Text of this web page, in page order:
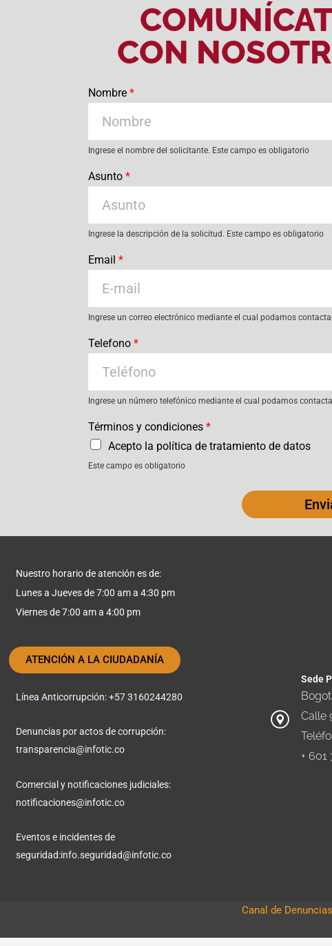
CON
Nombre *
Ingrese el nombre del solicitante. Este campo es obligatorio
Asunto *
Ingrese la descripción de la solicitud. Este campo es obligatorio
Email *
Ingrese un correo electrónico mediante el cual podamos
Telefono *
Ingrese un número telefónico mediante el cual podamos
Términos y condiciones *
Acepto la política de tratamiento de datos
Este campo es obligatorio
Nuestro horario de atención es de:
Lunes a Jueves de 7:00 am a 4:30 pm
Viernes de 7:00 am a 4:00 pm
ATENCIÓN A LA CIUDADANÍA
Línea Anticorrupción: +57 3160244280
Denuncias por actos de corrupción:
transparencia@infotic.co
Comercial y notificaciones judiciales:
notificaciones@infotic.co
Eventos e incidentes de
seguridad:info.seguridad@infotic.co
Sede
Calle
+ 601
Canal de